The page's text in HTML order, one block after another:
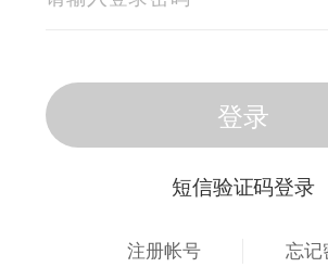
登录
短信验证码登录
注册帐号 忘记